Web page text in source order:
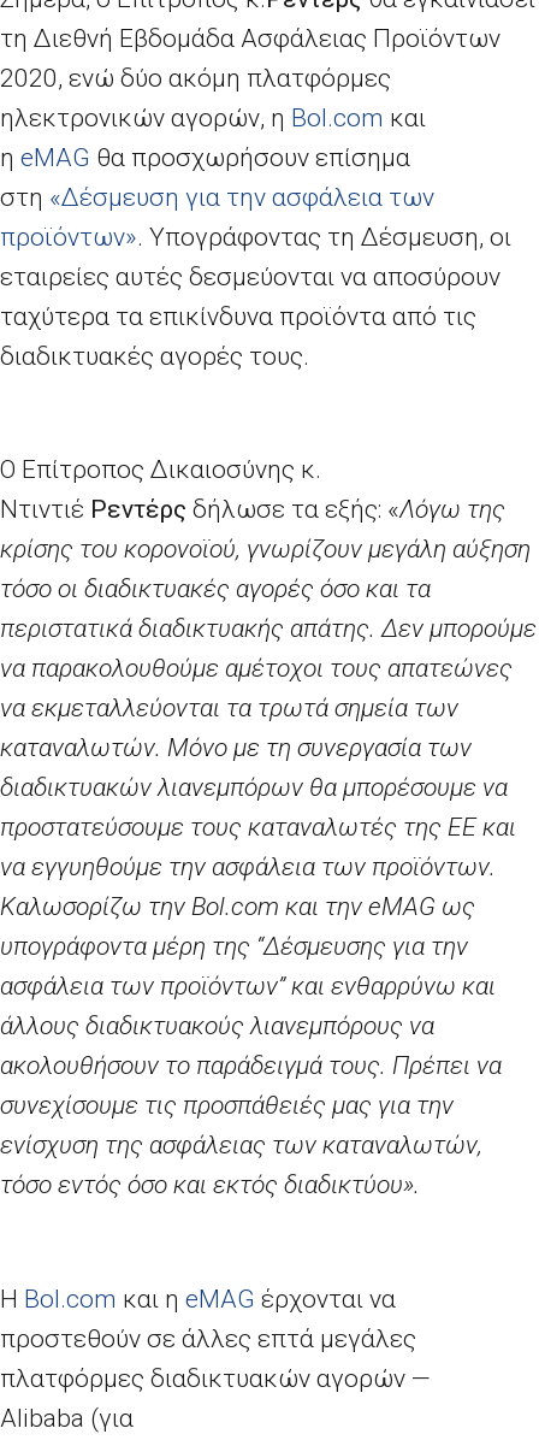
τη Διεθνή Εβδομάδα Ασφάλειας Προϊόντων
2020, ενώ δύο ακόμη πλατφόρμες
ηλεκτρονικών αγορών, η Bol.com και
η eMAG θα προσχωρήσουν επίσημα
στη «Δέσμευση για την ασφάλεια των
προϊόντων». Υπογράφοντας τη Δέσμευση, οι
εταιρείες αυτές δεσμεύονται να αποσύρουν
ταχύτερα τα επικίνδυνα προϊόντα από τις
διαδικτυακές αγορές τους.
Ο Επίτροπος Δικαιοσύνης κ.
Ντιντιέ Ρεντέρς δήλωσε τα εξής: «Λόγω της
κρίσης του κορονοϊού, γνωρίζουν μεγάλη αύξηση
τόσο οι διαδικτυακές αγορές όσο και τα
περιστατικά διαδικτυακής απάτης. Δεν μπορούμε
να παρακολουθούμε αμέτοχοι τους απατεώνες
να εκμεταλλεύονται τα τρωτά σημεία των
καταναλωτών. Μόνο με τη συνεργασία των
διαδικτυακών λιανεμπόρων θα μπορέσουμε να
προστατεύσουμε τους καταναλωτές της ΕΕ και
να εγγυηθούμε την ασφάλεια των προϊόντων.
Καλωσορίζω την Bol.com και την eMAG ως
υπογράφοντα μέρη της “Δέσμευσης για την
ασφάλεια των προϊόντων” και ενθαρρύνω και
άλλους διαδικτυακούς λιανεμπόρους να
ακολουθήσουν το παράδειγμά τους. Πρέπει να
συνεχίσουμε τις προσπάθειές μας για την
ενίσχυση της ασφάλειας των καταναλωτών,
τόσο εντός όσο και εκτός διαδικτύου».
Η Bol.com και η eMAG έρχονται να
προστεθούν σε άλλες επτά μεγάλες
πλατφόρμες διαδικτυακών αγορών —
Alibaba (για